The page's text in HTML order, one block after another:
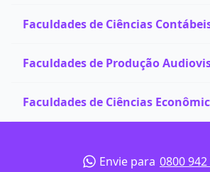
Faculdades de Ciências
Faculdades de Produção
Faculdades de Ciências
Envie para 0800